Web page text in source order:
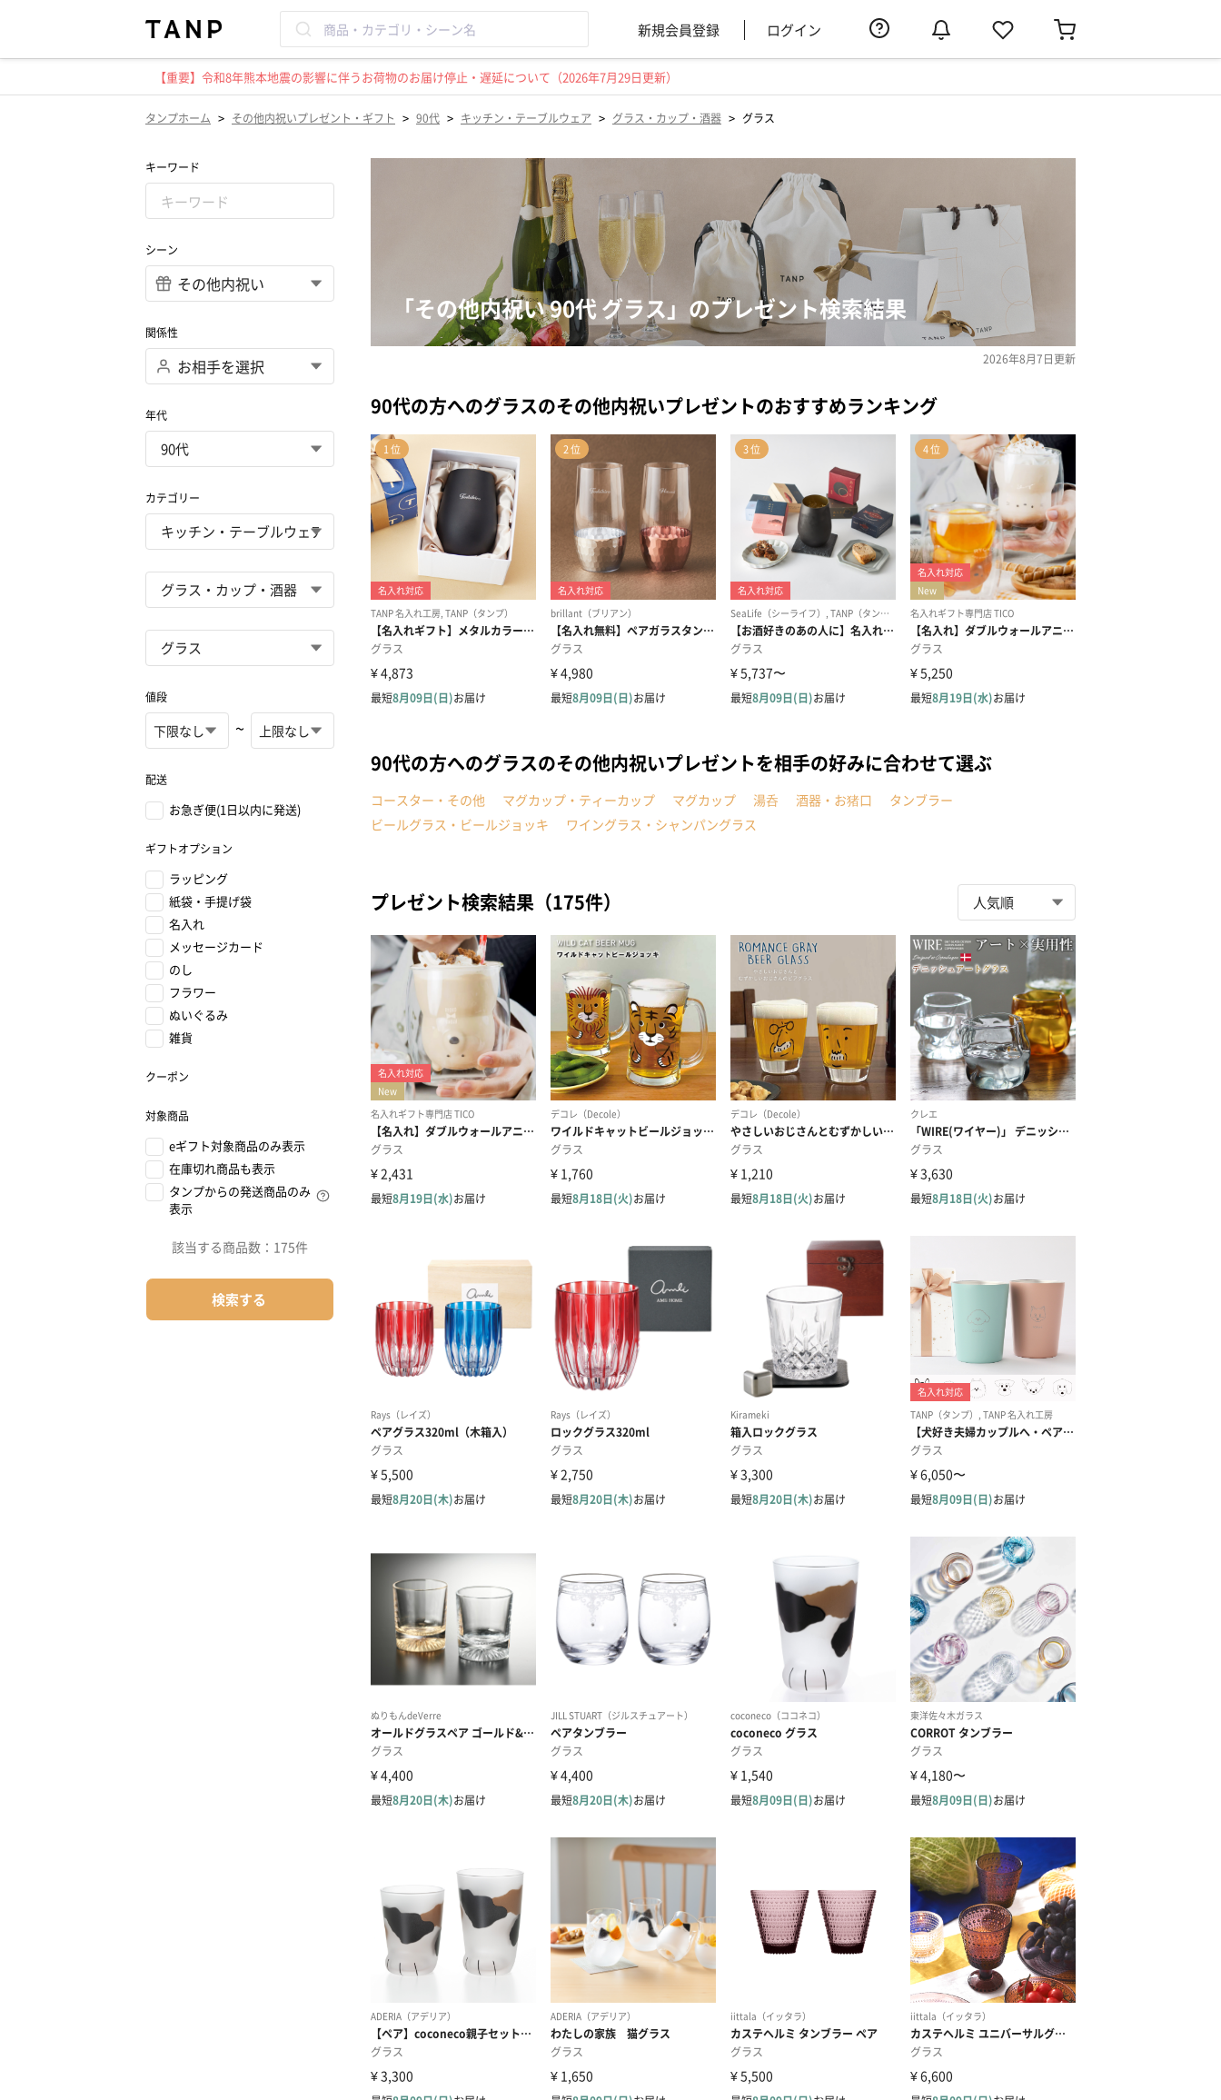
新規会員登録 ログイン
【重要】令和8年熊本地震の影響に伴うお荷物のお届け停止・遅延について（2026年7月29日更新）
タンプホーム > その他内祝いプレゼント・ギフト > 90代 > キッチン・テーブルウェア > グラス・カップ・酒器 > グラス
キーワード
シーン
関係性
年代
カテゴリー
値段
~
配送
お急ぎ便(1日以内に発送)
ギフトオプション
ラッピング
紙袋・手提げ袋
名入れ
メッセージカード
のし
フラワー
ぬいぐるみ
雑貨
クーポン
対象商品
eギフト対象商品のみ表示
在庫切れ商品も表示
タンプからの発送商品のみ
表示
該当する商品数： 175件
検索する
「その他内祝い 90代 グラス」のプレゼント検索結果
2026年8月7日更新
90代の方へのグラスのその他内祝いプレゼントのおすすめランキング
90代の方へのグラスのその他内祝いプレゼントを相手の好みに合わせて選ぶ
コースター・その他 マグカップ・ティーカップ マグカップ 湯呑 酒器・お猪口
タンブラー
ビールグラス・ビールジョッキ
ワイングラス・シャンパングラス
プレゼント検索結果（175件）